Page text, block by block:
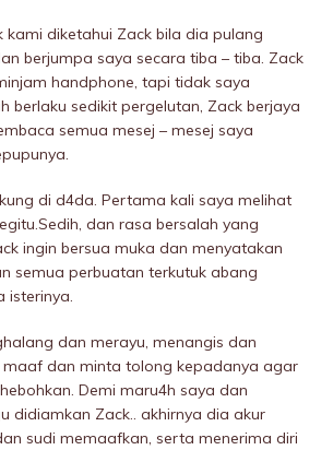
kami diketahui Zack bila dia pulang
berjumpa saya secara tiba – tiba. Zack
handphone, tapi tidak saya
berlaku sedikit pergelutan, Zack berjaya
semua mesej – mesej saya
di d4da. Pertama kali saya melihat
dan rasa bersalah yang
ingin bersua muka dan menyatakan
semua perbuatan terkutuk abang
isterinya.
dan merayu, menangis dan
dan minta tolong kepadanya agar
Demi maru4h saya dan
didiamkan Zack.. akhirnya dia akur
sudi memaafkan, serta menerima diri